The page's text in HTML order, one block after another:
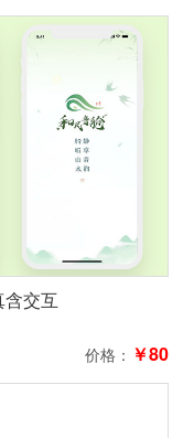
交互
价格： ￥80